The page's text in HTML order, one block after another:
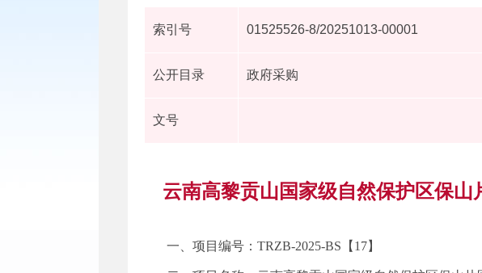
索引号 01525526-8/20251013-00001
公开目录 政府采购
文号
云南高黎贡山国家级自然保护区保
一、项目编号： TRZB-2025-BS【17】